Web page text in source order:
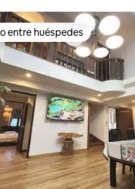
en Favorito entre
entre huéspedes